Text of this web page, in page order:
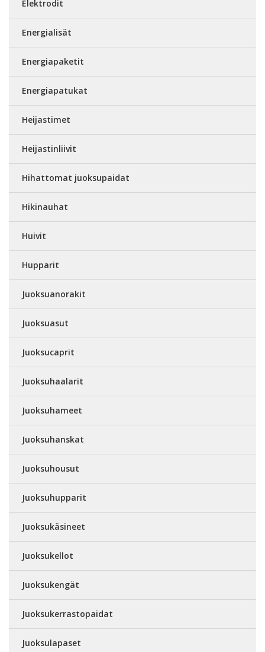
Elektrodit
Energialisät
Energiapaketit
Energiapatukat
Heijastimet
Heijastinliivit
Hihattomat juoksupaidat
Hikinauhat
Huivit
Hupparit
Juoksuanorakit
Juoksuasut
Juoksucaprit
Juoksuhaalarit
Juoksuhameet
Juoksuhanskat
Juoksuhousut
Juoksuhupparit
Juoksukäsineet
Juoksukellot
Juoksukengät
Juoksukerrastopaidat
Juoksulapaset